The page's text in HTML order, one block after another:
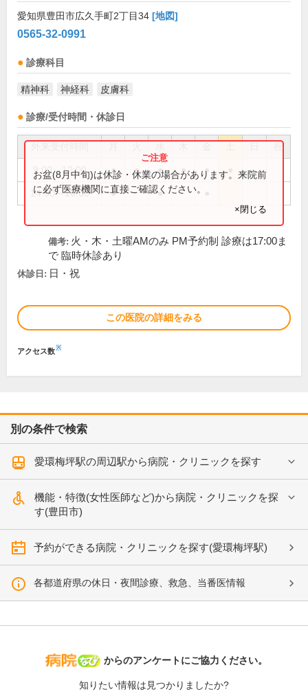
愛知県豊田市広久手町2丁目34 [地図]
0565-32-0991
診療科目
精神科 神経科 皮膚科
診療/受付時間・休診日
祝
9:00～12:00 ● ● ● ● ●
14:00～16:00 ● ●
お盆(8月中旬)は休診・休業の場合があります。来院前
に必ず医療機関に直接ご確認ください。
×閉じる
備考: 火・木・土曜AMのみ PM予約制 診療は17:00ま
で 臨時休診あり
休診日: 日・祝
この医院の詳細をみる
アクセス数※
別の条件で検索
愛環梅坪駅の周辺駅から病院・クリニックを探す
機能・特徴(女性医師など)から病院・クリニックを探
す(豊田市)
予約ができる病院・クリニックを探す(愛環梅坪駅)
各都道府県の休日・夜間診療、救急、当番医情報
病院なび
からのアンケートにご協力ください。
知りたい情報は見つかりましたか?